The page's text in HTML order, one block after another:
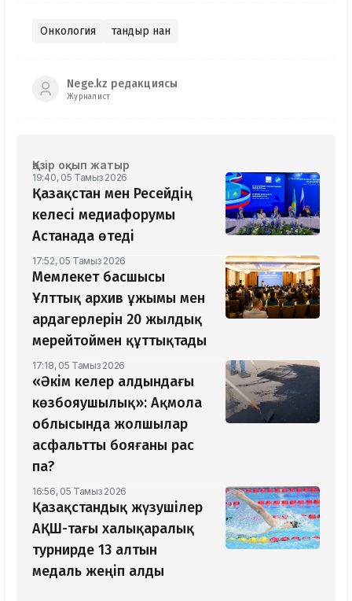
Онкология тандыр нан
Nege.kz редакциясы
Журналист
Қазір оқып жатыр
19:40, 05 Тамыз 2026
Қазақстан мен Ресейдің
келесі медиафорумы
Астанада өтеді
17:52, 05 Тамыз 2026
Мемлекет басшысы
Ұлттық архив ұжымы мен
ардагерлерін 20 жылдық
мерейтоймен құттықтады
17:18, 05 Тамыз 2026
«Әкім келер алдындағы
көзбояушылық»: Ақмола
облысында жолшылар
асфальтты бояғаны рас
па?
16:56, 05 Тамыз 2026
Қазақстандық жүзушілер
АҚШ-тағы халықаралық
турнирде 13 алтын
медаль жеңіп алды